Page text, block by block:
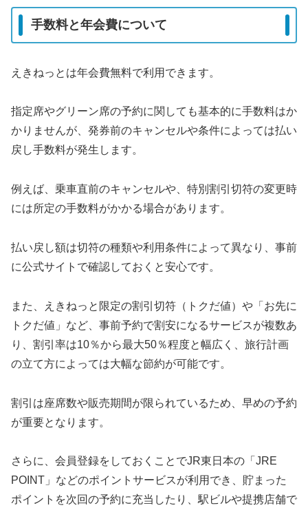
手数料と年会費について
えきねっとは年会費無料で利用できます。
指定席やグリーン席の予約に関しても基本的に手数料はか
かりませんが、発券前のキャンセルや条件によっては払い
戻し手数料が発生します。
例えば、乗車直前のキャンセルや、特別割引切符の変更時
には所定の手数料がかかる場合があります。
払い戻し額は切符の種類や利用条件によって異なり、事前
に公式サイトで確認しておくと安心です。
また、えきねっと限定の割引切符（トクだ値）や「お先に
トクだ値」など、事前予約で割安になるサービスが複数あ
り、割引率は10％から最大50％程度と幅広く、旅行計画
の立て方によっては大幅な節約が可能です。
割引は座席数や販売期間が限られているため、早めの予約
が重要となります。
さらに、会員登録をしておくことでJR東日本の「JRE
POINT」などのポイントサービスが利用でき、貯まった
ポイントを次回の予約に充当したり、駅ビルや提携店舗で